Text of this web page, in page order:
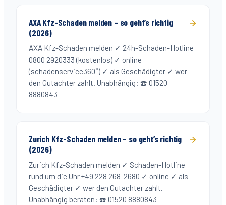
AXA Kfz-Schaden melden – so geht’s richtig
(2026)
AXA Kfz-Schaden melden ✓ 24h-Schaden-Hotline
0800 2920333 (kostenlos) ✓ online
(schadenservice360°) ✓ als Geschädigter ✓ wer
den Gutachter zahlt. Unabhängig: ☎️ 01520
8880843
Zurich Kfz-Schaden melden – so geht’s richtig
(2026)
Zurich Kfz-Schaden melden ✓ Schaden-Hotline
rund um die Uhr +49 228 268-2680 ✓ online ✓ als
Geschädigter ✓ wer den Gutachter zahlt.
Unabhängig beraten: ☎️ 01520 8880843